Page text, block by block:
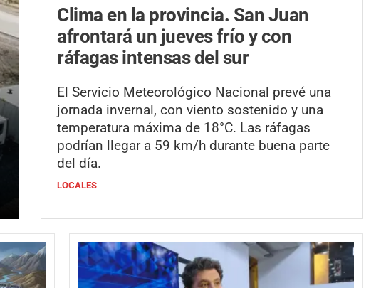
Clima en la provincia. San Juan
afrontará un jueves frío y con
ráfagas intensas del sur
El Servicio Meteorológico Nacional prevé una
jornada invernal, con viento sostenido y una
temperatura máxima de 18°C. Las ráfagas
podrían llegar a 59 km/h durante buena parte
del día.
LOCALES